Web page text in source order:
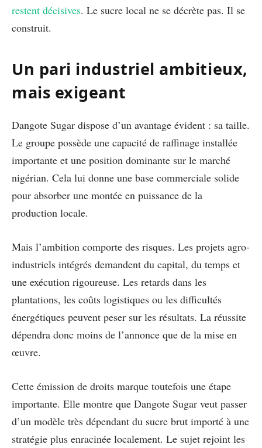
restent décisives. Le sucre local ne se décrète pas. Il se
construit.
Un pari industriel ambitieux,
mais exigeant
Dangote Sugar dispose d’un avantage évident : sa taille.
Le groupe possède une capacité de raffinage installée
importante et une position dominante sur le marché
nigérian. Cela lui donne une base commerciale solide
pour absorber une montée en puissance de la
production locale.
Mais l’ambition comporte des risques. Les projets agro-
industriels intégrés demandent du capital, du temps et
une exécution rigoureuse. Les retards dans les
plantations, les coûts logistiques ou les difficultés
énergétiques peuvent peser sur les résultats. La réussite
dépendra donc moins de l’annonce que de la mise en
œuvre.
Cette émission de droits marque toutefois une étape
importante. Elle montre que Dangote Sugar veut passer
d’un modèle très dépendant du sucre brut importé à une
stratégie plus enracinée localement. Le sujet rejoint les